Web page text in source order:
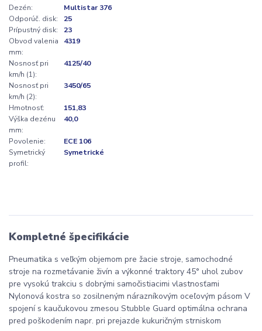
Dezén:
Multistar 376
Odporúč. disk:
25
Prípustný disk:
23
Obvod valenia
mm:
4319
Nosnosť pri
km/h (1):
4125/40
Nosnosť pri
km/h (2):
3450/65
Hmotnosť:
151,83
Výška dezénu
mm:
40,0
Povolenie:
ECE 106
Symetrický
profil:
Symetrické
Kompletné špecifikácie
Pneumatika s veľkým objemom pre žacie stroje, samochodné
stroje na rozmetávanie živín a výkonné traktory 45° uhol zubov
pre vysokú trakciu s dobrými samočistiacimi vlastnosťami
Nylonová kostra so zosilneným nárazníkovým oceľovým pásom V
spojení s kaučukovou zmesou Stubble Guard optimálna ochrana
pred poškodením napr. pri prejazde kukuričným strniskom